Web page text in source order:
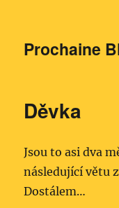
Prochaine
Děvka
Jsou to asi dva
následující větu
Dostálem…